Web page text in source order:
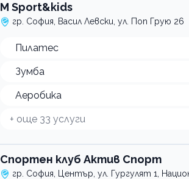
M Sport&kids
гр. София, Васил Левски, ул. Поп Грую 26
Пилатес
Зумба
Аеробика
+ още 33 услуги
Спортен клуб Актив Спорт
гр. София, Център, ул. Гургулят 1,